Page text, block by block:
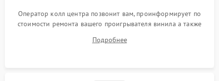
Оператор колл центра позвонит вам, проинформирует по
стоимости ремонта вашего проигрывателя винила а также
Подробнее